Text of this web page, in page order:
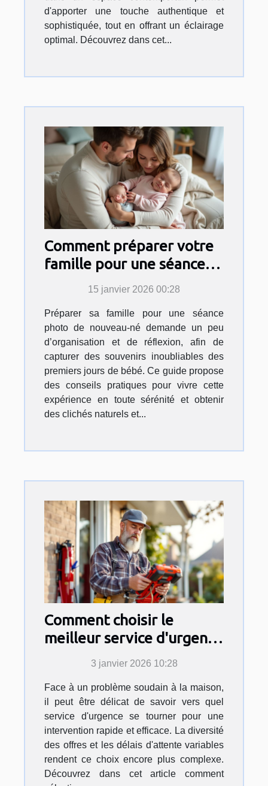
d'apporter une touche authentique et
sophistiquée, tout en offrant un éclairage
optimal. Découvrez dans cet...
Comment préparer votre
famille pour une séance
photo de nouveau-né?
15 janvier 2026 00:28
Préparer sa famille pour une séance
photo de nouveau-né demande un peu
d’organisation et de réflexion, afin de
capturer des souvenirs inoubliables des
premiers jours de bébé. Ce guide propose
des conseils pratiques pour vivre cette
expérience en toute sérénité et obtenir
des clichés naturels et...
Comment choisir le
meilleur service d'urgence
pour vos travaux
domestiques ?
3 janvier 2026 10:28
Face à un problème soudain à la maison,
il peut être délicat de savoir vers quel
service d'urgence se tourner pour une
intervention rapide et efficace. La diversité
des offres et les délais d'attente variables
rendent ce choix encore plus complexe.
Découvrez dans cet article comment